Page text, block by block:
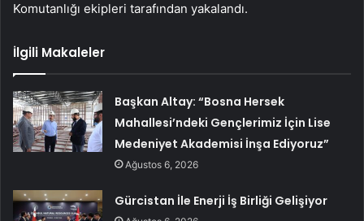
Komutanlığı ekipleri tarafından yakalandı.
İlgili Makaleler
Başkan Altay: “Bosna Hersek
Mahallesi’ndeki Gençlerimiz İçin Lise
Medeniyet Akademisi İnşa Ediyoruz”
Ağustos 6, 2026
Gürcistan İle Enerji İş Birliği Gelişiyor